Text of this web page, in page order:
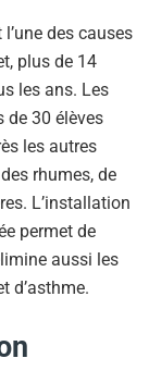
des causes
plus de 14
les ans. Les
de 30 élèves
les autres
rhumes, de
L’installation
permet de
aussi les
d’asthme.